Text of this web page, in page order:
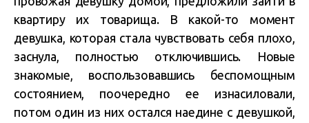
квартиру их товарища. В какой-то момент
девушка, которая стала чувствовать себя плохо,
заснула, полностью отключившись. Новые
знакомые, воспользовавшись беспомощным
состоянием, поочередно ее изнасиловали,
потом один из них остался наедине с девушкой,